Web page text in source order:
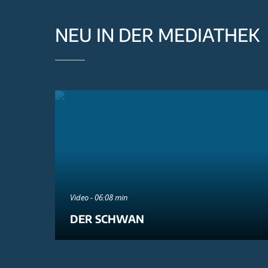
NEU IN DER MEDIATHEK
Video - 06:08 min
DER SCHWAN